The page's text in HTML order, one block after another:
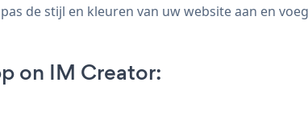
de stijl en kleuren van uw website aan en
on IM Creator: